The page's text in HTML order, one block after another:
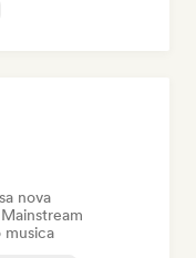
nova
musica